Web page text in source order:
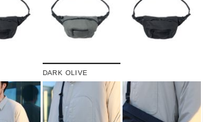
DARK OLIVE